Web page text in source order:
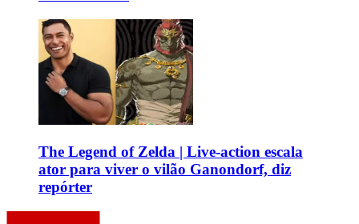
The Legend of Zelda | Live-action escala
ator para viver o vilão Ganondorf, diz
repórter